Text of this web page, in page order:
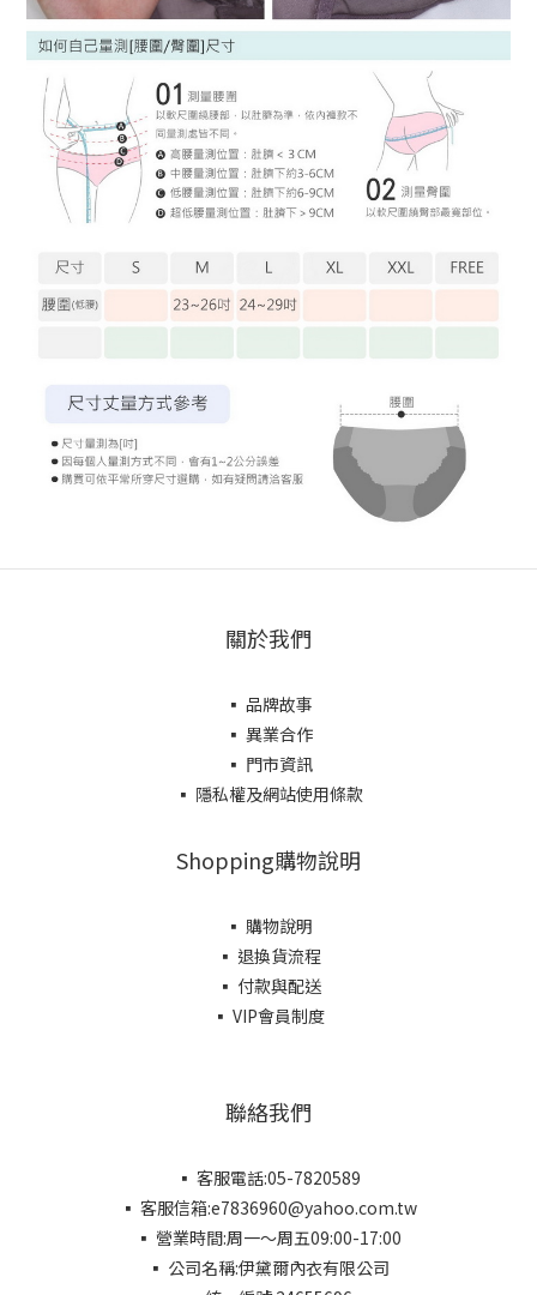
關於我們
▪ 品牌故事
▪ 異業合作
▪ 門市資訊
▪ 隱私權及網站使用條款
Shopping購物說明
▪ 購物說明
▪ 退換貨流程
▪ 付款與配送
▪ VIP會員制度
聯絡我們
▪ 客服電話:05-7820589
▪ 客服信箱:e7836960@yahoo.com.tw
▪ 營業時間:周一～周五09:00-17:00
▪ 公司名稱:伊黛爾內衣有限公司